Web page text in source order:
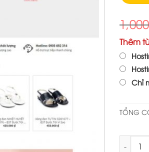
Thêm
Chỉ
TỔNG
Theme